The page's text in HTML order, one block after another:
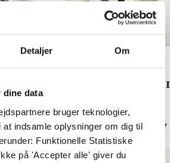
Detaljer Om
dine data
bruger teknologier,
at indsamle oplysninger om dig til
Funktionelle Statistiske
på 'Accepter alle' giver du